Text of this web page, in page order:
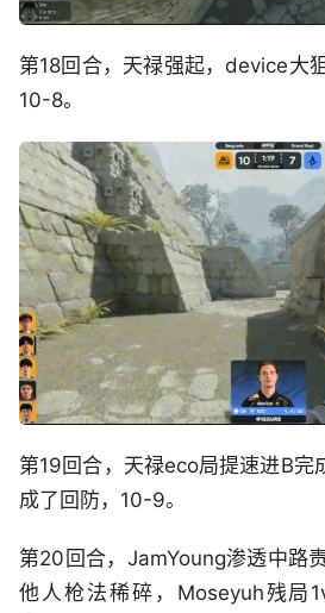
第18回合，天禄强起，device大
10-8。
第19回合，天禄eco局提速进B完
成了回防，10-9。
第20回合，JamYoung渗透中路
他人枪法稀碎，Moseyuh残局